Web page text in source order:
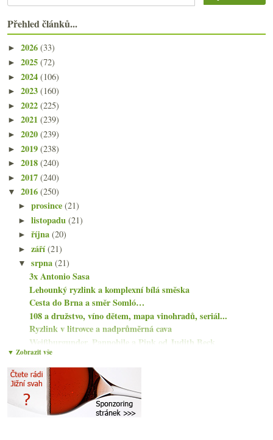
Přehled článků...
► 2026 (33)
► 2025 (72)
► 2024 (106)
► 2023 (160)
► 2022 (225)
► 2021 (239)
► 2020 (239)
► 2019 (238)
► 2018 (240)
► 2017 (240)
▼ 2016 (250)
►prosince(21)
►listopadu(21)
►října(20)
►září(21)
▼srpna(21)
3x Antonio Sasa
Lehounký ryzlink a komplexní bílá směska
Cesta do Brna a směr Somló…
108 a družstvo, víno dětem, mapa vinohradů, seriál...
Ryzlink v litrovce a nadprůměrná cava
Weißburgunder, Pannobile a Pink od Judith Beck
Sladké Somló a výtečná serióznější Cava
Osmiletý Lagavulin
Vinař roku 2016 a něco čtení na víkend
Velké modré z Egeru
Clos du Jaugueyron aneb stará škola Bordeaux
▼ Zobrazit vše